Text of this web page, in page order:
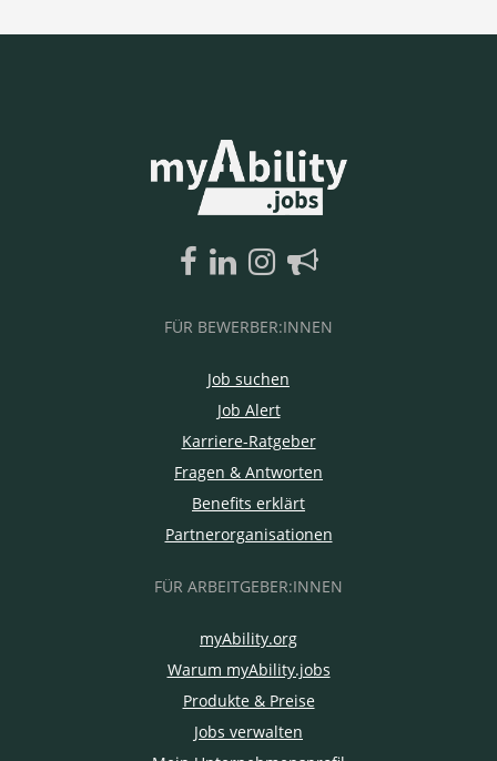
FÜR BEWERBER:INNEN
Job suchen
Job Alert
Karriere-Ratgeber
Fragen & Antworten
Benefits erklärt
Partnerorganisationen
FÜR ARBEITGEBER:INNEN
myAbility.org
Warum myAbility.jobs
Produkte & Preise
Jobs verwalten